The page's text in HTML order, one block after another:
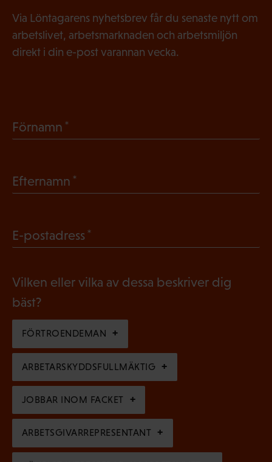
Via Löntagarens nyhetsbrev får du senaste nytt om
arbetslivet, arbetsmarknaden och arbetsmiljön
direkt i din e-post varannan vecka.
Förnamn
a
o
s
k
t
)
Efternamn
l
g
t
o
r
i
s
k
t
E-postadress
g
a
t
o
r
i
s
Vilken eller vilka av dessa beskriver dig
bäst?
FÖRTROENDEMAN
ARBETARSKYDDSFULLMÄKTIG
JOBBAR INOM FACKET
ARBETSGIVARREPRESENTANT